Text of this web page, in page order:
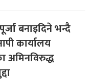
बनाइदिने भन्दै
कार्यालय
अमिनविरुद्ध